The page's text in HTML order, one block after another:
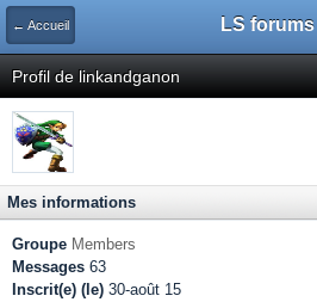
← Accueil LS forums
Profil de linkandganon
Mes informations
Groupe Members
Messages 63
Inscrit(e) (le) 30-août 15